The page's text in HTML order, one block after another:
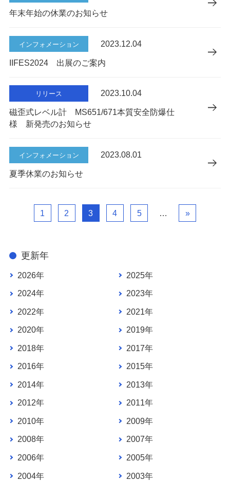
年末年始の休業のお知らせ
インフォメーション 2023.12.04
IIFES2024 出展のご案内
リリース 2023.10.04
磁歪式レベル計 MS651/671本質安全防爆仕
様 新発売のお知らせ
インフォメーション 2023.08.01
夏季休業のお知らせ
1 2 3 4 5 … »
更新年
2026年 2025年
2024年 2023年
2022年 2021年
2020年 2019年
2018年 2017年
2016年 2015年
2014年 2013年
2012年 2011年
2010年 2009年
2008年 2007年
2006年 2005年
2004年 2003年